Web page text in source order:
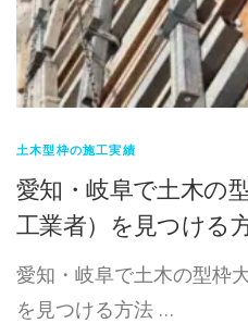
土木型枠の施工実績
愛知・岐阜で土木の
工業者）を見つける
愛知・岐阜で土木の型枠
を見つける方法 …